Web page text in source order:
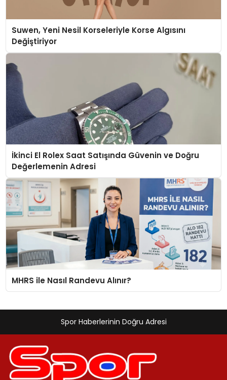
Suwen, Yeni Nesil Korseleriyle Korse Algısını
Değiştiriyor
İkinci El Rolex Saat Satışında Güvenin ve Doğru
Değerlemenin Adresi
MHRS ile Nasıl Randevu Alınır?
Spor Haberlerinin Doğru Adresi